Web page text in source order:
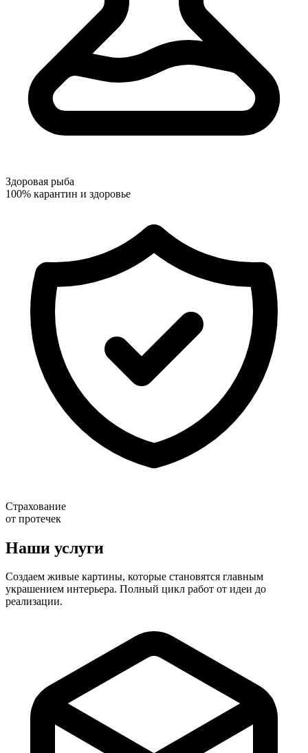
Здоровая рыба
100% карантин и здоровье
Страхование
от протечек
Наши услуги
Создаем живые картины, которые становятся главным
украшением интерьера. Полный цикл работ от идеи до
реализации.